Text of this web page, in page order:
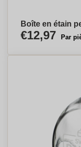
Boîte en étain
€12,97 Par